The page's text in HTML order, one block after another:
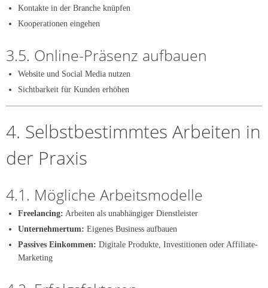
Kontakte in der Branche knüpfen
Kooperationen eingehen
3.5. Online-Präsenz aufbauen
Website und Social Media nutzen
Sichtbarkeit für Kunden erhöhen
4. Selbstbestimmtes Arbeiten in
der Praxis
4.1. Mögliche Arbeitsmodelle
Freelancing: Arbeiten als unabhängiger Dienstleister
Unternehmertum: Eigenes Business aufbauen
Passives Einkommen: Digitale Produkte, Investitionen oder Affiliate-
Marketing